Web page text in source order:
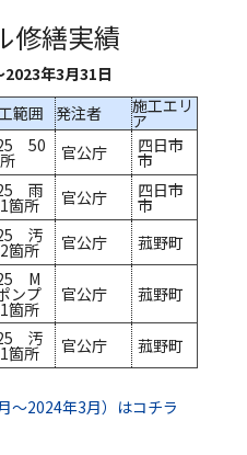
修繕実績
年3月31日
範囲 発注者 施工エリ
ア
50 官公庁 四日市
市
雨
箇所 官公庁 四日市
市
汚
箇所 官公庁 菰野町
M
ンプ
箇所
官公庁 菰野町
汚
箇所 官公庁 菰野町
～2024年3月）はコチラ